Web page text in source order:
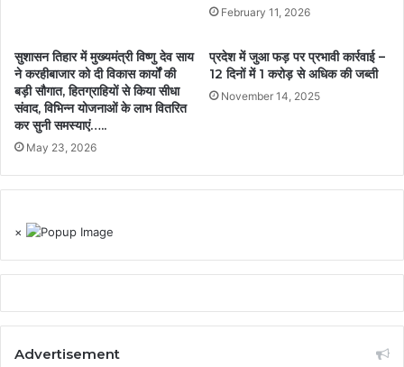
February 11, 2026
सुशासन तिहार में मुख्यमंत्री विष्णु देव साय
ने करहीबाजार को दी विकास कार्यों की
बड़ी सौगात, हितग्राहियों से किया सीधा
संवाद, विभिन्न योजनाओं के लाभ वितरित
कर सुनी समस्याएं…..
May 23, 2026
प्रदेश में जुआ फड़ पर प्रभावी कार्रवाई –
12 दिनों में 1 करोड़ से अधिक की जब्ती
November 14, 2025
×
Advertisement